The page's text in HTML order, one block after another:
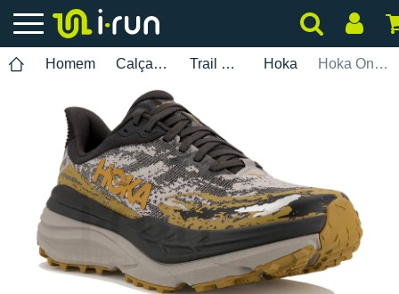
Homem Calçados Trail Running Hoka Hoka One One Stinson 7